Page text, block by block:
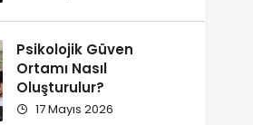
Psikolojik Güven
Ortamı Nasıl
Oluşturulur?
17 Mayıs 2026